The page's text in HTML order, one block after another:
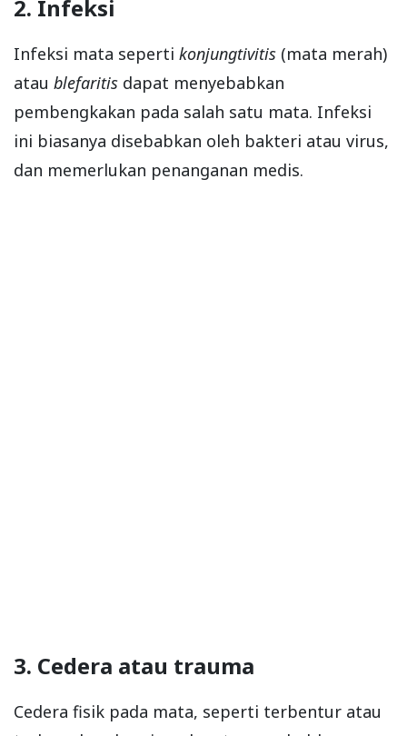
2. Infeksi
Infeksi mata seperti konjungtivitis (mata merah)
atau blefaritis dapat menyebabkan
pembengkakan pada salah satu mata. Infeksi
ini biasanya disebabkan oleh bakteri atau virus,
dan memerlukan penanganan medis.
3. Cedera atau trauma
Cedera fisik pada mata, seperti terbentur atau